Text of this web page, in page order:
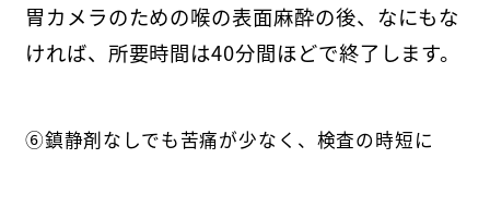
胃カメラのための喉の表面麻酔の後、なにもな
ければ、所要時間は40分間ほどで終了します。
⑥鎮静剤なしでも苦痛が少なく、検査の時短に